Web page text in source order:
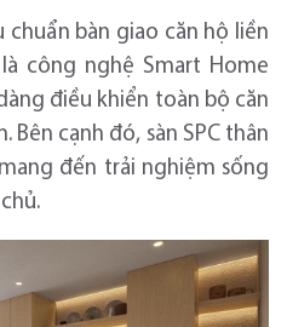
bàn giao căn hộ liền
công nghệ Smart Home
điều khiển toàn bộ căn
Bên cạnh đó, sàn SPC thân
đến trải nghiệm sống